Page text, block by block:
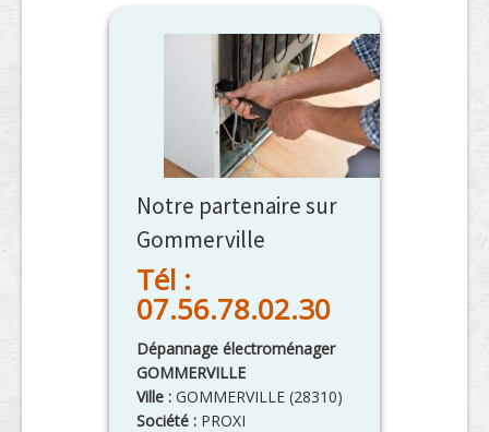
Notre partenaire sur
Gommerville
Tél :
07.56.78.02.30
Dépannage électroménager
GOMMERVILLE
Ville : GOMMERVILLE (28310)
Société : PROXI